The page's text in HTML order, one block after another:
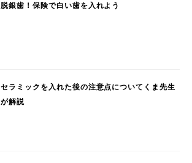
脱銀歯！保険で白い歯を入れよう
セラミックを入れた後の注意点についてくま先生
が解説